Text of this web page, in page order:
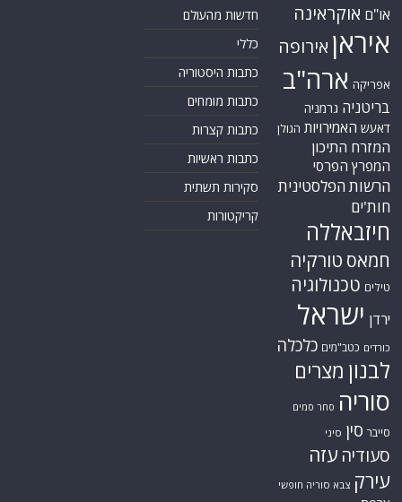
או"ם אוקראינה
איראן אירופה
אפריקה ארה"ב
בריטניה גרמניה
דאעש האמירויות הגולן
המזרח התיכון
המפרץ הפרסי
הרשות הפלסטינית
חות'ים
חיזבאללה
חמאס טורקיה
טילים טכנולוגיה
ירדן ישראל
כורדים כטב"מים כלכלה
לבנון מצרים
סוריה סחר סמים
סייבר סין סיני
סעודיה עזה
עירק צבא סוריה חופשי
חדשות מהעולם
כללי
כתבות היסטוריה
כתבות מומחים
כתבות קצרות
כתבות ראשיות
סקירות תשתית
קריקטורות